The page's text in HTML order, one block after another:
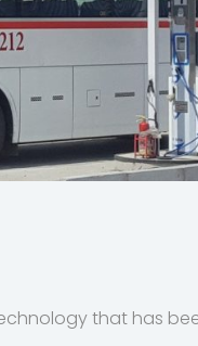
that has